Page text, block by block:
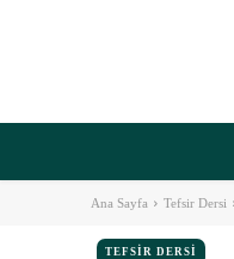
Ana Sayfa Tefsir Dersi
TEFSIR DERSI